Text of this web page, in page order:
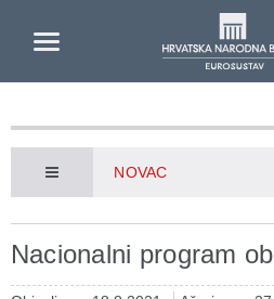
NOVAC
Nacionalni program